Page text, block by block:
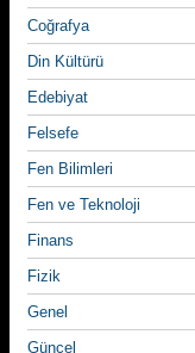
Coğrafya
Din Kültürü
Edebiyat
Felsefe
Fen Bilimleri
Fen ve Teknoloji
Finans
Fizik
Genel
Güncel